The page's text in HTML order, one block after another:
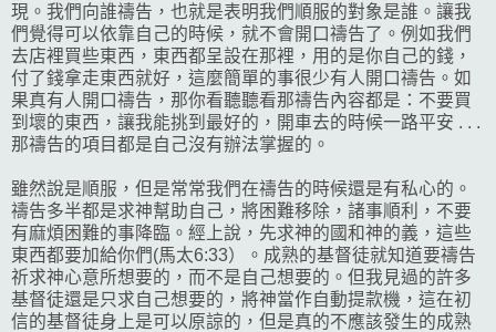
現。我們向誰禱告，也就是表明我們順服的對象是誰。讓我
們覺得可以依靠自己的時候，就不會開口禱告了。例如我們
去店裡買些東西，東西都呈設在那裡，用的是你自己的錢，
付了錢拿走東西就好，這麼簡單的事很少有人開口禱告。如
果真有人開口禱告，那你看聽聽看那禱告內容都是：不要買
到壞的東西，讓我能挑到最好的，開車去的時候一路平安 . . .
那禱告的項目都是自己沒有辦法掌握的。
雖然說是順服，但是常常我們在禱告的時候還是有私心的。
禱告多半都是求神幫助自己，將困難移除，諸事順利，不要
有麻煩困難的事降臨。經上說，先求神的國和神的義，這些
東西都要加給你們(馬太6:33）。成熟的基督徒就知道要禱告
祈求神心意所想要的，而不是自己想要的。但我見過的許多
基督徒還是只求自己想要的，將神當作自動提款機，這在初
信的基督徒身上是可以原諒的，但是真的不應該發生的成熟